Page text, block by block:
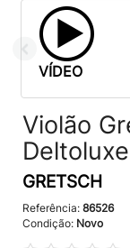
VÍDEO
Violão
GRETSCH
Referência: 86526
Condição: Novo